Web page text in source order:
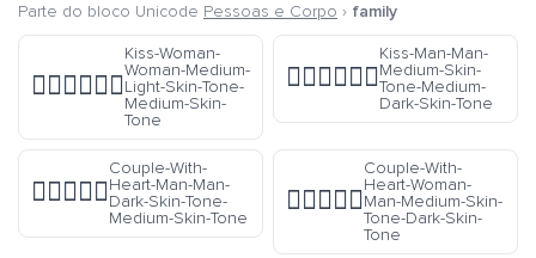
Parte do bloco Unicode Pessoas e Corpo › family
👩🏼‍❤️‍💋‍👩🏽
Kiss-Woman-
Woman-Medium-
Light-Skin-Tone-
Medium-Skin-
Tone
👨🏽‍❤️‍💋‍👨🏾
Kiss-Man-Man-
Medium-Skin-
Tone-Medium-
Dark-Skin-Tone
👨🏿‍❤️‍👨🏽
Couple-With-
Heart-Man-Man-
Dark-Skin-Tone-
Medium-Skin-Tone
👩🏽‍❤️‍👨🏿
Couple-With-
Heart-Woman-
Man-Medium-Skin-
Tone-Dark-Skin-
Tone